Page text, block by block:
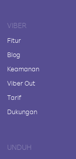
VIBER
Fitur
Blog
Keamanan
Viber Out
Tarif
Dukungan
UNDUH